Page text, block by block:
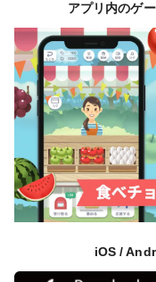
アプリ内のゲ
iOS /